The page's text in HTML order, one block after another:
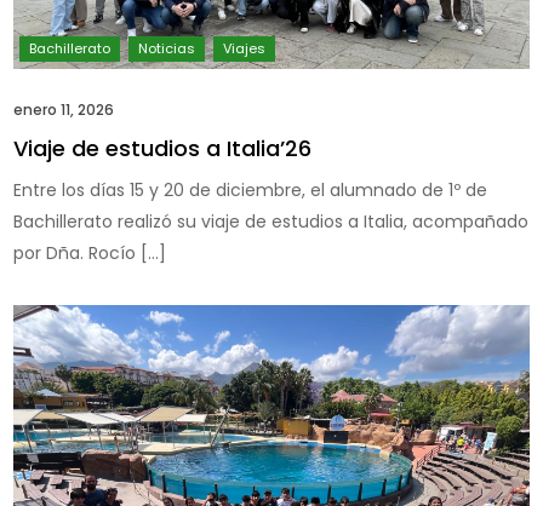
enero 11, 2026
Viaje de estudios a Italia’26
Entre los días 15 y 20 de diciembre, el alumnado de 1º de
Bachillerato realizó su viaje de estudios a Italia, acompañado
por Dña. Rocío […]